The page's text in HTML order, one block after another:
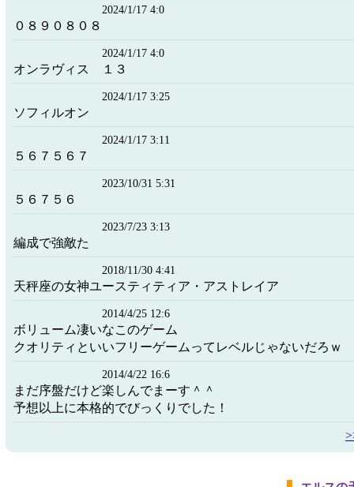
2024/1/17 4:0
０８９０８０８
2024/1/17 4:0
オンラヴィス １３
2024/1/17 3:25
ソフィルオン
2024/1/17 3:11
５６７５６７
2023/10/31 5:31
５６７５６
2023/7/23 3:13
編成で強敵た
2018/11/30 4:41
天秤座の女神ユースティティア・アストレイア
2014/4/25 12:6
ボリューム凄いなこのゲーム
クオリティといいフリーゲームってレベルじゃないだろｗ
2014/4/22 16:6
まだ序盤だけど楽しんでまーす＾＾
予想以上に本格的でびっくりでした！